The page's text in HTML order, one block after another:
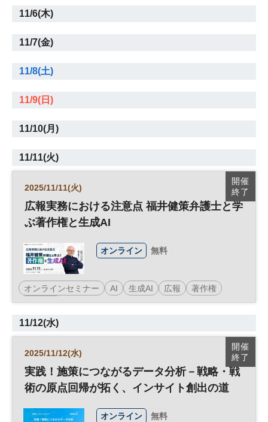
11/6(木)
11/7(金)
11/8(土)
11/9(日)
11/10(月)
11/11(火)
開催
終了
2025/11/11(火)
オンライン 無料
広報実務における注意点 福井健策弁護士と学
ぶ著作権と生成AI
オンラインセミナー AI 生成AI 広報
著作権
参加無料
11/12(水)
開催
終了
2025/11/12(水)
オンライン 無料
実践！施策につながるデータ分析－戦略・戦
術の原点回帰が拓く、インサイト創出の道